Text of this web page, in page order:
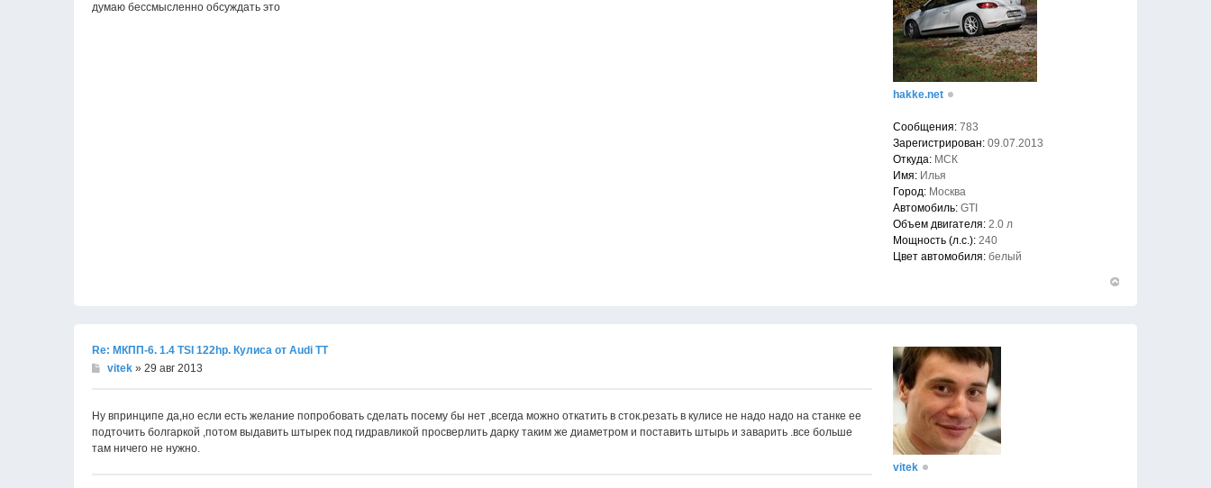
думаю бессмысленно обсуждать это
hakke.net
Сообщения: 783
Зарегистрирован: 09.07.2013
Откуда: МСК
Имя: Илья
Город: Москва
Автомобиль: GTI
Объем двигателя: 2.0 л
Мощность (л.с.): 240
Цвет автомобиля: белый
Re: МКПП-6. 1.4 TSI 122hp. Кулиса от Audi TT
vitek » 29 авг 2013
Ну впринципе да,но если есть желание попробовать сделать посему бы нет ,всегда можно откатить в сток.резать в кулисе не надо надо на станке ее
подточить болгаркой ,потом выдавить штырек под гидравликой просверлить дарку таким же диаметром и поставить штырь и заварить .все больше
там ничего не нужно.
vitek